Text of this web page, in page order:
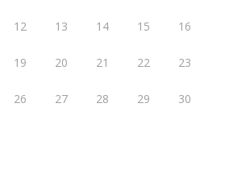
12 13 14 15 16
19 20 21 22 23
26 27 28 29 30